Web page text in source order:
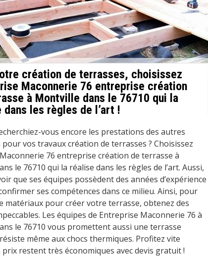
création de terrasses, choisissez
Maconnerie 76 entreprise création
à Montville dans le 76710 qui la
dans les règles de l’art !
vous encore les prestations des autres
vos travaux création de terrasses ? Choisissez
76 entreprise création de terrasse à
le 76710 qui la réalise dans les règles de l’art. Aussi,
que ses équipes possèdent des années d’expérience
ses compétences dans ce milieu. Ainsi, pour
matériaux pour créer votre terrasse, obtenez des
Les équipes de Entreprise Maconnerie 76 à
le 76710 vous promettent aussi une terrasse
même aux chocs thermiques. Profitez vite
prix restent très économiques avec devis gratuit !